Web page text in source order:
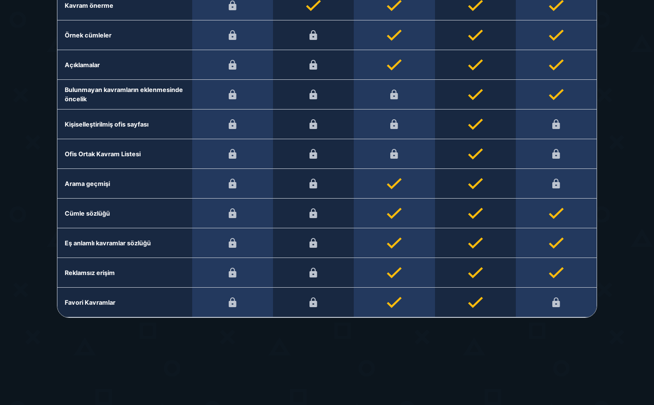
Kavram önerme
Örnek cümleler
Açıklamalar
Bulunmayan kavramların eklenmesinde
öncelik
Kişiselleştirilmiş ofis sayfası
Ofis Ortak Kavram Listesi
Arama geçmişi
Cümle sözlüğü
Eş anlamlı kavramlar sözlüğü
Reklamsız erişim
Favori Kavramlar